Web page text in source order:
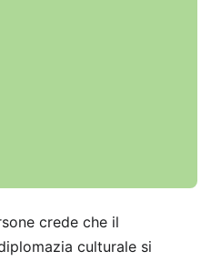
crede che il
culturale si